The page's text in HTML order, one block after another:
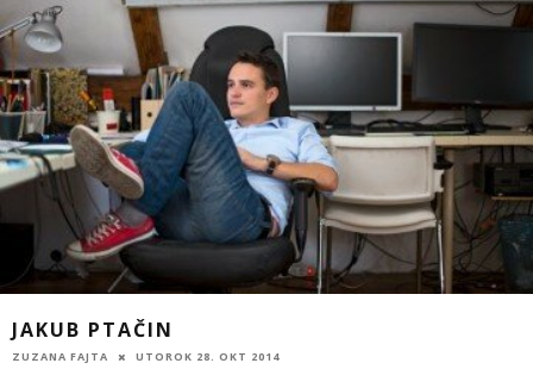
JAKUB PTAČIN
ZUZANA FAJTA UTOROK 28. OKT 2014